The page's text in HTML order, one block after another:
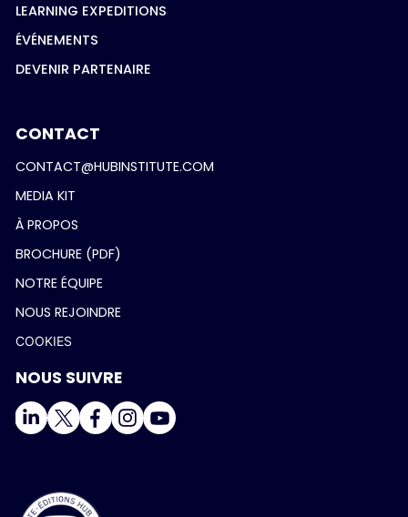
LEARNING EXPEDITIONS
ÉVÉNEMENTS
DEVENIR PARTENAIRE
CONTACT
CONTACT@HUBINSTITUTE.COM
MEDIA KIT
À PROPOS
BROCHURE (PDF)
NOTRE ÉQUIPE
NOUS REJOINDRE
COOKIES
NOUS SUIVRE